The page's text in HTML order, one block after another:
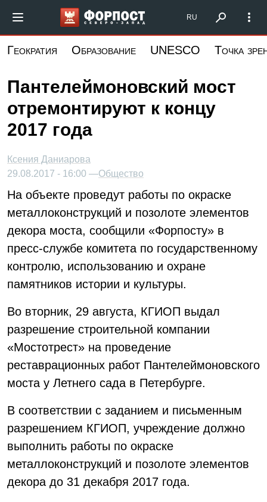
основному
Форпост Северо-Запад
RU
Геократия Образование UNESCO Точка
Пантелеймоновский мост
отремонтируют к концу
2017 года
Ксения Даниарова
29.08.2017 - 16:00 —Общество
На объекте проведут работы по окраске
металлоконструкций и позолоте элементов
декора моста, сообщили «Форпосту» в
пресс-службе комитета по государственному
контролю, использованию и охране
памятников истории и культуры.
Во вторник, 29 августа, КГИОП выдал
разрешение строительной компании
«Мостотрест» на проведение
реставрационных работ Пантелеймоновского
моста у Летнего сада в Петербурге.
В соответствии с заданием и письменным
разрешением КГИОП, учреждение должно
выполнить работы по окраске
металлоконструкций и позолоте элементов
декора до 31 декабря 2017 года.